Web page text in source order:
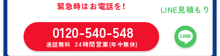
緊急時はお電話を！
0120-540-548
通話無料 24時間営業(年中無休)
LINE見積もり